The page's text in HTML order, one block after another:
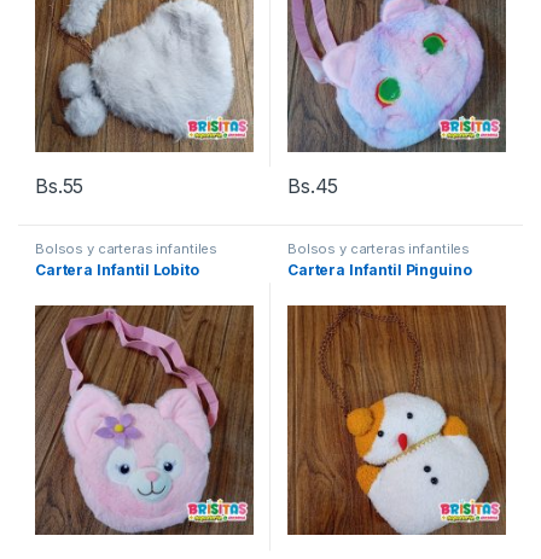
Bs.55 Bs.45
Bolsos y carteras infantiles
Cartera Infantil Lobito
Bolsos y carteras infantiles
Cartera Infantil Pinguino